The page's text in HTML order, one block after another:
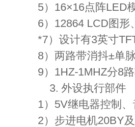
5）16×16点阵LED
6）12864 LCD图
*7）设计有3英寸
8）两路带消抖±单
9）1HZ-1MHZ分8
3. 外设执行部件
1）5V继电器控制
2）步进电机20BY